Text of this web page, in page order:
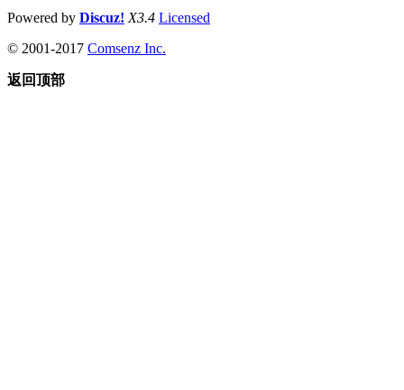
Powered by Discuz! X3.4 Licensed
© 2001-2017 Comsenz Inc.
返回顶部